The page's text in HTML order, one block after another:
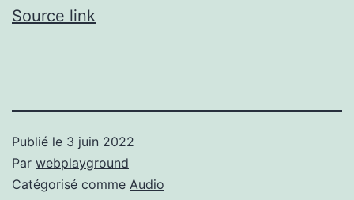
Source link
Publié le 3 juin 2022
Par webplayground
Catégorisé comme Audio